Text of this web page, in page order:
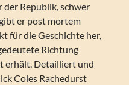
der Republik, schwer
er post mortem
für die Geschichte her,
Richtung
erhält. Detailliert und
Coles Rachedurst